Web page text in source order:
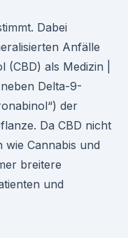
Dabei
Anfälle
als Medizin |
Delta-9-
der
Da CBD nicht
Cannabis und
breitere
und